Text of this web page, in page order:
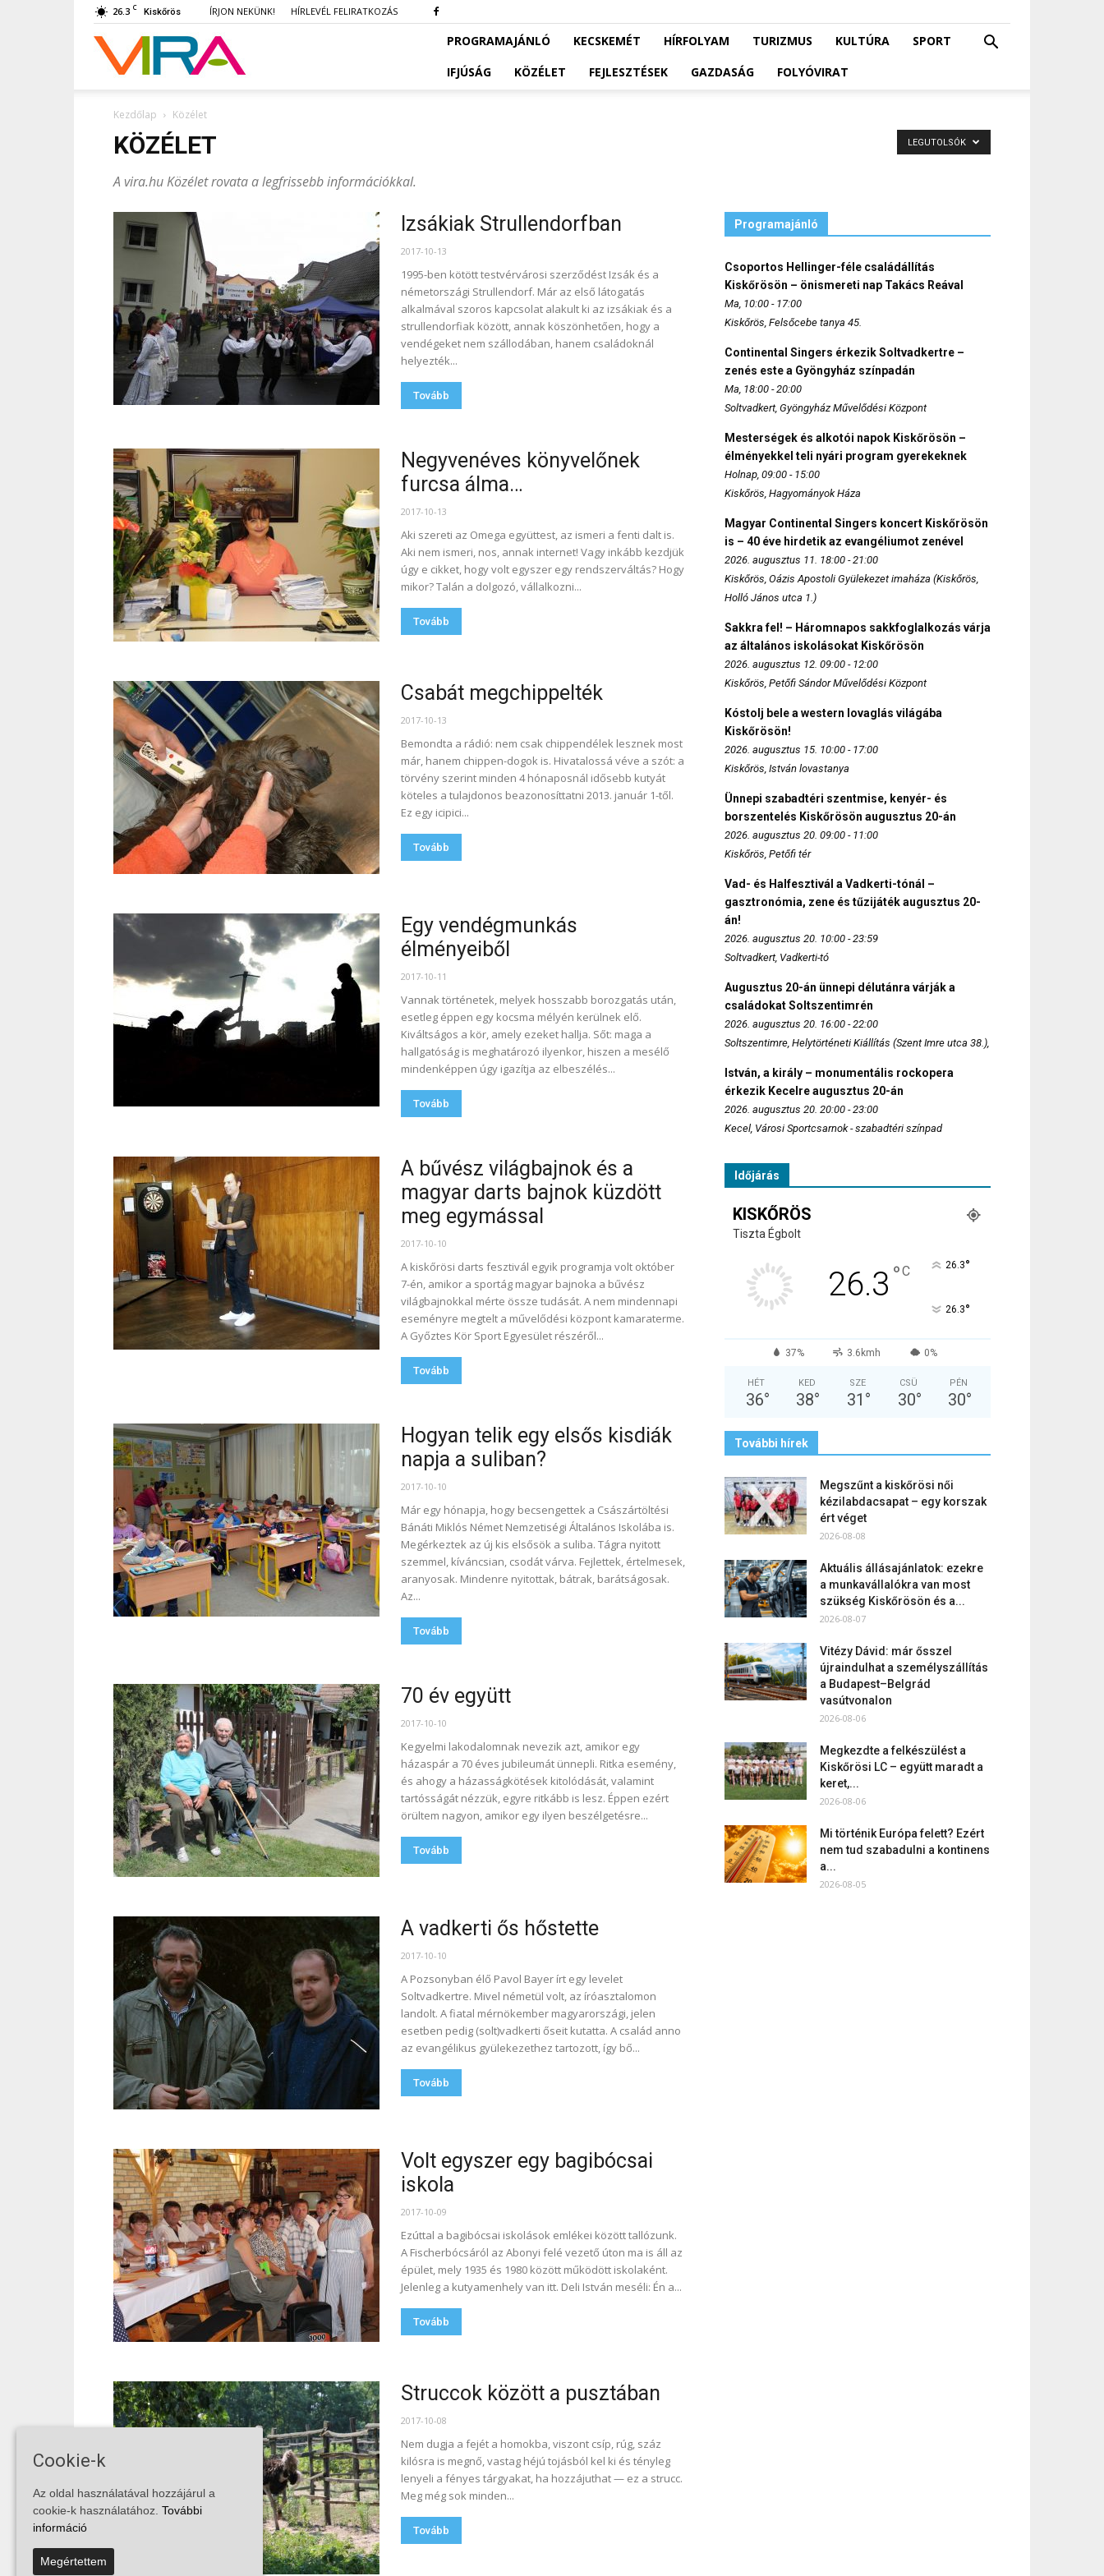
26.3 C Kiskőrös ÍRJON NEKÜNK! HÍRLEVÉL FELIRATKOZÁS
VIRA PROGRAMAJÁNLÓ KECSKEMÉT HÍRFOLYAM TURIZMUS KULTÚRA
SPORT
IFJÚSÁG
KÖZÉLET FEJLESZTÉSEK GAZDASÁG FOLYÓVIRAT
Kezdőlap Közélet
KÖZÉLET
A vira.hu Közélet rovata a legfrissebb információkkal.
LEGUTOLSÓK
Izsákiak Strullendorfban
2017-10-13
1995-ben kötött testvérvárosi szerződést Izsák és a
németországi Strullendorf. Már az első látogatás
alkalmával szoros kapcsolat alakult ki az izsákiak és a
strullendorfiak között, annak köszönhetően, hogy a
vendégeket nem szállodában, hanem családoknál
helyezték...
Tovább
Negyvenéves könyvelőnek
furcsa álma…
2017-10-13
Aki szereti az Omega együttest, az ismeri a fenti dalt is.
Aki nem ismeri, nos, annak internet! Vagy inkább kezdjük
úgy e cikket, hogy volt egyszer egy rendszerváltás? Hogy
mikor? Talán a dolgozó, vállalkozni...
Tovább
Csabát megchippelték
2017-10-13
Bemondta a rádió: nem csak chippendélek lesznek most
már, hanem chippen-dogok is. Hivatalossá véve a szót: a
törvény szerint minden 4 hónaposnál idősebb kutyát
köteles a tulajdonos beazonosíttatni 2013. január 1-től.
Ez egy icipici...
Tovább
Egy vendégmunkás
élményeiből
2017-10-11
Vannak történetek, melyek hosszabb borozgatás után,
esetleg éppen egy kocsma mélyén kerülnek elő.
Kiváltságos a kör, amely ezeket hallja. Sőt: maga a
hallgatóság is meghatározó ilyenkor, hiszen a mesélő
mindenképpen úgy igazítja az elbeszélés...
Tovább
A bűvész világbajnok és a
magyar darts bajnok küzdött
meg egymással
2017-10-10
A kiskőrösi darts fesztivál egyik programja volt október
7-én, amikor a sportág magyar bajnoka a bűvész
világbajnokkal mérte össze tudását. A nem mindennapi
eseményre megtelt a művelődési központ kamaraterme.
A Győztes Kör Sport Egyesület részéről...
Tovább
Hogyan telik egy elsős kisdiák
napja a suliban?
2017-10-10
Már egy hónapja, hogy becsengettek a Császártöltési
Bánáti Miklós Német Nemzetiségi Általános Iskolába is.
Megérkeztek az új kis elsősök a suliba. Tágra nyitott
szemmel, kíváncsian, csodát várva. Fejlettek, értelmesek,
aranyosak. Mindenre nyitottak, bátrak, barátságosak.
Az...
Tovább
70 év együtt
2017-10-10
Kegyelmi lakodalomnak nevezik azt, amikor egy
házaspár a 70 éves jubileumát ünnepli. Ritka esemény,
és ahogy a házasságkötések kitolódását, valamint
tartósságát nézzük, egyre ritkább is lesz. Éppen ezért
örültem nagyon, amikor egy ilyen beszélgetésre...
Tovább
A vadkerti ős hőstette
2017-10-10
A Pozsonyban élő Pavol Bayer írt egy levelet
Soltvadkertre. Mivel németül volt, az íróasztalomon
landolt. A fiatal mérnökember magyarországi, jelen
esetben pedig (solt)vadkerti őseit kutatta. A család anno
az evangélikus gyülekezethez tartozott, így bő...
Tovább
Volt egyszer egy bagibócsai
iskola
2017-10-09
Ezúttal a bagibócsai iskolások emlékei között tallózunk.
A Fischerbócsáról az Abonyi felé vezető úton ma is áll az
épület, mely 1935 és 1980 között működött iskolaként.
Jelenleg a kutyamenhely van itt. Deli István meséli: Én a...
Tovább
Struccok között a pusztában
2017-10-08
Nem dugja a fejét a homokba, viszont csíp, rúg, száz
kilósra is megnő, vastag héjú tojásból kel ki és tényleg
lenyeli a fényes tárgyakat, ha hozzájuthat — ez a strucc.
Meg még sok minden...
Tovább
Programajánló
Csoportos Hellinger-féle családállítás
Kiskőrösön – önismereti nap Takács Reával
Ma, 10:00 - 17:00
Kiskőrös, Felsőcebe tanya 45.
Continental Singers érkezik Soltvadkertre –
zenés este a Gyöngyház színpadán
Ma, 18:00 - 20:00
Soltvadkert, Gyöngyház Művelődési Központ
Mesterségek és alkotói napok Kiskőrösön –
élményekkel teli nyári program gyerekeknek
Holnap, 09:00 - 15:00
Kiskőrös, Hagyományok Háza
Magyar Continental Singers koncert Kiskőrösön
is – 40 éve hirdetik az evangéliumot zenével
2026. augusztus 11. 18:00 - 21:00
Kiskőrös, Oázis Apostoli Gyülekezet imaháza (Kiskőrös,
Holló János utca 1.)
Sakkra fel! – Háromnapos sakkfoglalkozás várja
az általános iskolásokat Kiskőrösön
2026. augusztus 12. 09:00 - 12:00
Kiskőrös, Petőfi Sándor Művelődési Központ
Kóstolj bele a western lovaglás világába
Kiskőrösön!
2026. augusztus 15. 10:00 - 17:00
Kiskőrös, István lovastanya
Ünnepi szabadtéri szentmise, kenyér- és
borszentelés Kiskőrösön augusztus 20-án
2026. augusztus 20. 09:00 - 11:00
Kiskőrös, Petőfi tér
Vad- és Halfesztivál a Vadkerti-tónál –
gasztronómia, zene és tűzijáték augusztus 20-
án!
2026. augusztus 20. 10:00 - 23:59
Soltvadkert, Vadkerti-tó
Augusztus 20-án ünnepi délutánra várják a
családokat Soltszentimrén
2026. augusztus 20. 16:00 - 22:00
Soltszentimre, Helytörténeti Kiállítás (Szent Imre utca 38.),
István, a király – monumentális rockopera
érkezik Kecelre augusztus 20-án
2026. augusztus 20. 20:00 - 23:00
Kecel, Városi Sportcsarnok - szabadtéri színpad
Időjárás
KISKŐRÖS
Tiszta Égbolt
26.3 °C 26.3°
26.3°
37% 3.6kmh 0%
HÉT
36°
KED
38°
SZE
31 °
CSÜ
30°
PÉN
30°
További hírek
Megszűnt a kiskőrösi női
kézilabdacsapat – egy korszak
ért véget
2026-08-08
Aktuális állásajánlatok: ezekre
a munkavállalókra van most
szükség Kiskőrösön és a...
2026-08-07
Vitézy Dávid: már ősszel
újraindulhat a személyszállítás
a Budapest–Belgrád
vasútvonalon
2026-08-06
Megkezdte a felkészülést a
Kiskőrösi LC – együtt maradt a
keret,...
2026-08-06
Mi történik Európa felett? Ezért
nem tud szabadulni a kontinens
a...
2026-08-05
Cookie-k
Az oldal használatával hozzájárul a
cookie-k használatához. További
információ
Megértettem